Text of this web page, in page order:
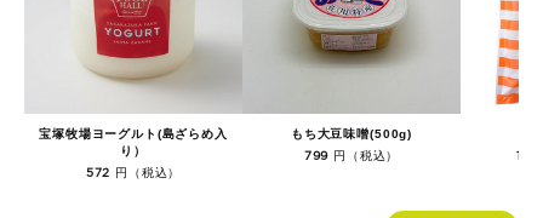
宝塚牧場ヨーグルト(島ざらめ入
り）
572 円（税込）
もち大豆味噌(500g)
799 円（税込）